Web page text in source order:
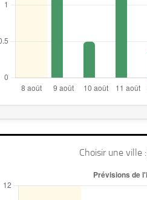
Choisir une ville :